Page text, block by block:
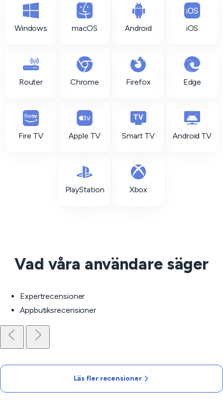
Windows macOS Android iOS
Router Chrome Firefox Edge
Fire TV Apple TV Smart TV Android TV
PlayStation Xbox
Vad våra användare säger
Expertrecensioner
Appbutiksrecensioner
Läs fler recensioner